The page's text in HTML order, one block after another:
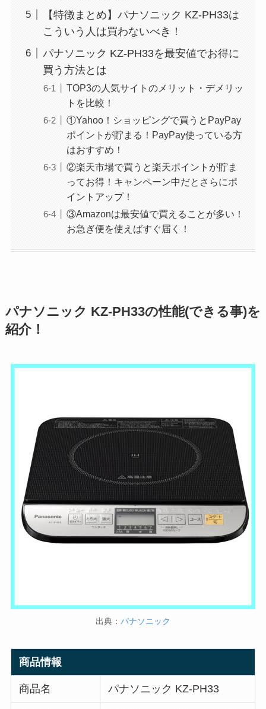
【特徴まとめ】パナソニック KZ-PH33は
こういう人は買わないべき！
パナソニック KZ-PH33を最安値でお得に
買う方法とは
TOP3の人気サイトのメリット・デメリッ
トを比較！
①Yahoo！ショッピングで買うとPayPay
ポイントが貯まる！PayPay使っている方
はおすすめ！
②楽天市場で買うと楽天ポイントが貯ま
ってお得！キャンペーン中だとさらにポ
イントアップ！
③Amazonは最安値で買えることが多い！
お急ぎ便を使えばすぐ届く！
パナソニック KZ-PH33の性能(できる事)を
紹介！
出典： パナソニック
商品情報
商品名 パナソニック KZ-PH33